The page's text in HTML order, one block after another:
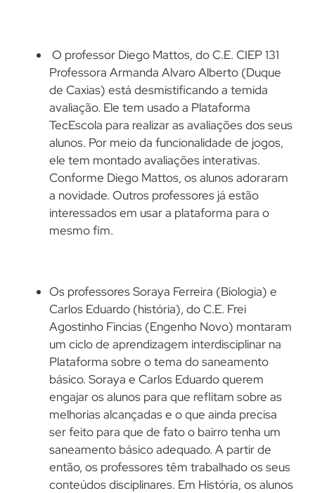
O professor Diego Mattos, do C.E. CIEP 131
Professora Armanda Alvaro Alberto (Duque
de Caxias) está desmistificando a temida
avaliação. Ele tem usado a Plataforma
TecEscola para realizar as avaliações dos seus
alunos. Por meio da funcionalidade de jogos,
ele tem montado avaliações interativas.
Conforme Diego Mattos, os alunos adoraram
a novidade. Outros professores já estão
interessados em usar a plataforma para o
mesmo fim.
Os professores Soraya Ferreira (Biologia) e
Carlos Eduardo (história), do C.E. Frei
Agostinho Fincias (Engenho Novo) montaram
um ciclo de aprendizagem interdisciplinar na
Plataforma sobre o tema do saneamento
básico. Soraya e Carlos Eduardo querem
engajar os alunos para que reflitam sobre as
melhorias alcançadas e o que ainda precisa
ser feito para que de fato o bairro tenha um
saneamento básico adequado. A partir de
então, os professores têm trabalhado os seus
conteúdos disciplinares. Em História, os alunos